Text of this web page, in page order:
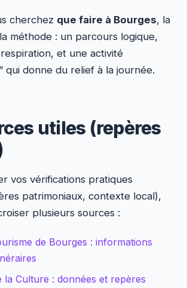
cherchez que faire à Bourges, la
méthode : un parcours logique,
et une activité
qui donne du relief à la journée.
utiles (repères
vos vérifications pratiques
patrimoniaux, contexte local),
plusieurs sources :
de Bourges : informations
la Culture : données et repères